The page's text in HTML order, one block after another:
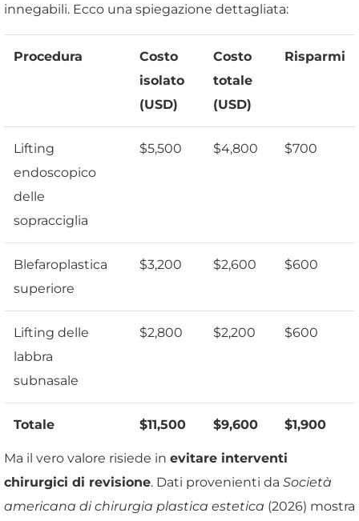
innegabili. Ecco una spiegazione dettagliata:
Procedura
Costo
isolato
(USD)
Costo
totale
(USD)
Risparmi
Lifting
endoscopico
delle
sopracciglia
$5,500 $4,800 $700
Blefaroplastica
superiore
$3,200 $2,600 $600
Lifting delle
labbra
subnasale
$2,800 $2,200 $600
Totale $11,500 $9,600 $1,900
Ma il vero valore risiede in evitare interventi
chirurgici di revisione. Dati provenienti da Società
americana di chirurgia plastica estetica (2026) mostra